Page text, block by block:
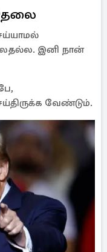
இனி நான்
வேண்டும்.